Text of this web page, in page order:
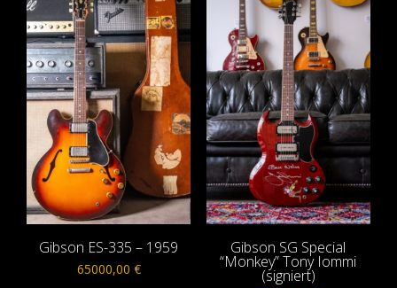
Gibson ES-335 – 1959
65000,00 €
Gibson SG Special
“Monkey” Tony Iommi
(signiert)